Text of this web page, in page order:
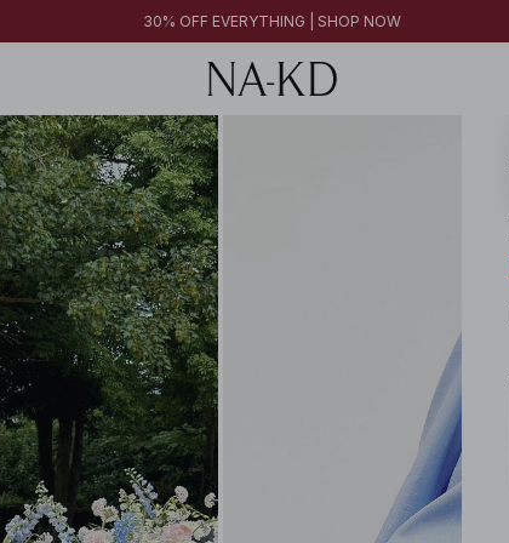
FINAL SALE | SHOP NOW
FINAL SALE | SHOP NOW
30% OFF EVERYTHING | SHOP NOW